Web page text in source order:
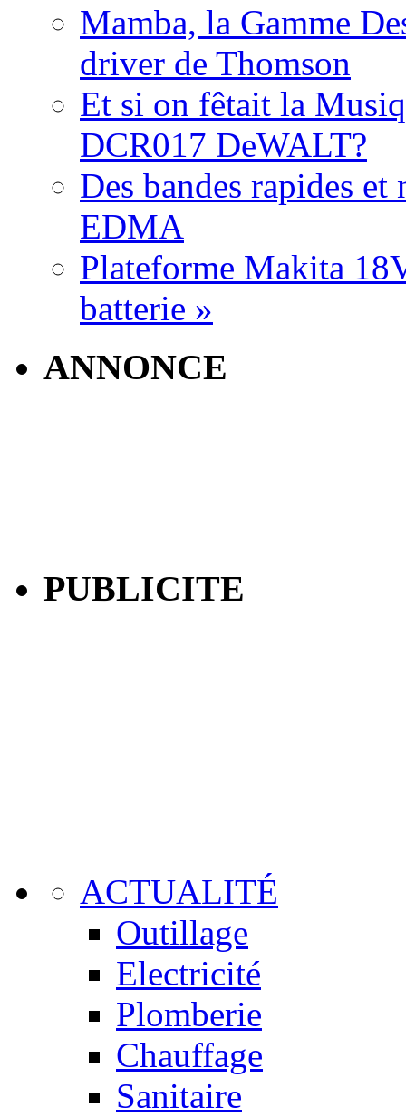
Mamba, la Gamme
driver de Thomson
Et si on fêtait la
DCR017 DeWALT?
Des bandes rapides et
EDMA
Plateforme Makita
batterie »
ANNONCE
PUBLICITE
ACTUALITÉ
Outillage
Electricité
Plomberie
Chauffage
Sanitaire